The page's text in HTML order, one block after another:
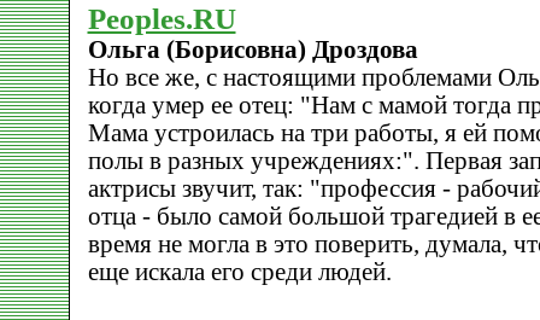
Peoples.RU
Ольга (Борисовна) Дроздова
Hо все же, с настоящими проблемами
когда умер ее отец: "Hам с мамой тогда
Мама устроилась на три работы, я ей
полы в разных учреждениях:". Первая
актрисы звучит, так: "профессия -
отца - было самой большой трагедией в
время не могла в это поверить, думала,
еще искала его среди людей.